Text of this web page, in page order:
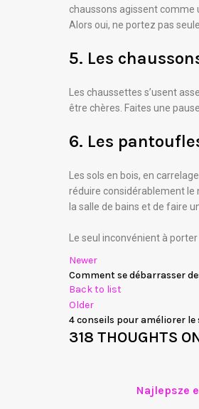
chaussons agissent comme
Alors oui, ne portez pas
5. Les
Les chaussettes s’usent
être chères. Faites une
6. Les
Les sols en bois, en
réduire considérablement le
la salle de bains et de faire
Le seul inconvénient à
Newer
Comment se débarrasser
Back to list
Older
4 conseils pour améliorer
318 THOUGHTS
najlepsze